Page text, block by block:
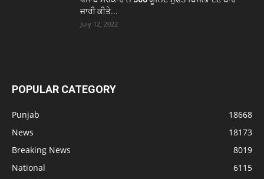
ਜਾਰੀ ਕੀਤੇ...
July 12, 2022
POPULAR CATEGORY
Punjab
18668
News
18173
Breaking News
8019
National
6115